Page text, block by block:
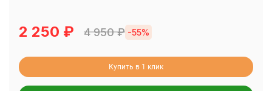
2 250 ₽ 4 950₽ -55%
Купить в 1 клик